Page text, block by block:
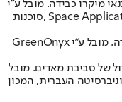
מיקרו כבידה. מובל ע"י
Aleph Farms בשיתוף Space Application , SpacePharma ,סוכנות
גידול של צמח עדשת המים בתנאי מיקרו-כבידה. מובל ע"י GreenOnyx
של סביבת מאדים. מובל
העברית, המכון